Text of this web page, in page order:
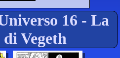
16 - La
Vegeth